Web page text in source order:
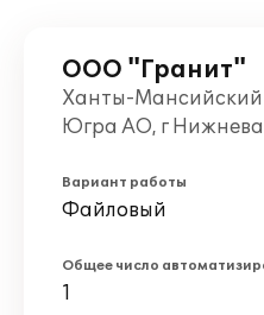
ООО "Гранит"
Ханты-Мансийский
Югра АО, г
Вариант работы
Файловый
Общее число
1